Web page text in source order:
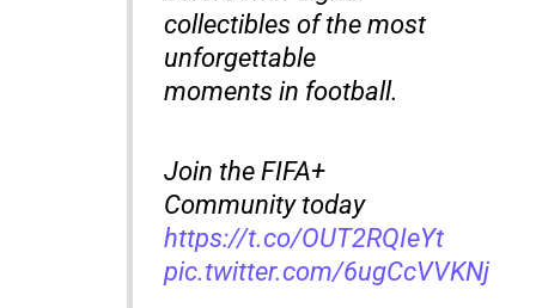
collectibles of the most
unforgettable
moments in football.
Join the FIFA+
Community today
https://t.co/OUT2RQIeYt
pic.twitter.com/6ugCcVVKNj